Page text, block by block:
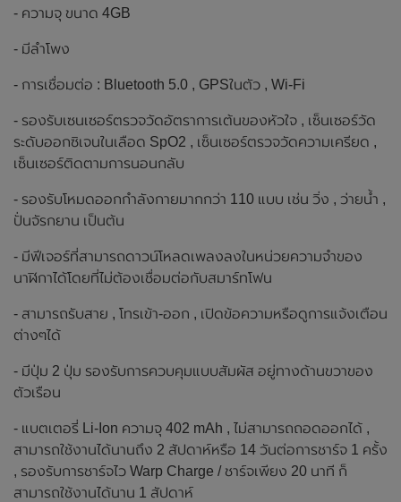
- ความจุ ขนาด 4GB
- มีลำโพง
- การเชื่อมต่อ : Bluetooth 5.0 , GPSในตัว , Wi-Fi
- รองรับเซนเซอร์ตรวจวัดอัตราการเต้นของหัวใจ , เซ็นเซอร์วัด
ระดับออกซิเจนในเลือด SpO2 , เซ็นเซอร์ตรวจวัดความเครียด ,
เซ็นเซอร์ติดตามการนอนกลับ
- รองรับโหมดออกกำลังกายมากกว่า 110 แบบ เช่น วิ่ง , ว่ายน้ำ ,
ปั่นจัรกยาน เป็นต้น
- มีฟีเจอร์ที่สามารถดาวน์โหลดเพลงลงในหน่วยความจำของ
นาฬิกาได้โดยที่ไม่ต้องเชื่อมต่อกับสมาร์ทโฟน
- สามารถรับสาย , โทรเข้า-ออก , เปิดข้อความหรือดูการแจ้งเตือน
ต่างๆได้
- มีปุ่ม 2 ปุ่ม รองรับการควบคุมแบบสัมผัส อยู่ทางด้านขวาของ
ตัวเรือน
- แบตเตอรี่ Li-Ion ความจุ 402 mAh , ไม่สามารถถอดออกได้ ,
สามารถใช้งานได้นานถึง 2 สัปดาห์หรือ 14 วันต่อการชาร์จ 1 ครั้ง
, รองรับการชาร์จไว Warp Charge / ชาร์จเพียง 20 นาที ก็
สามารถใช้งานได้นาน 1 สัปดาห์